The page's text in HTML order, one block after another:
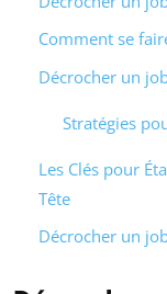
Comment se
Décrocher un
Stratégies
Les Clés pour
Tête
Décrocher un